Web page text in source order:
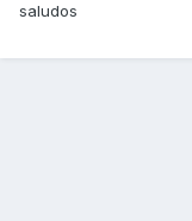
saludos